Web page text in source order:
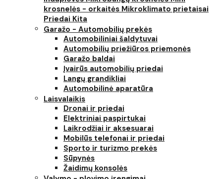
krosnelės - orkaitės Mikroklimato prietaisai
Priedai Kita
Garažo - Automobilių prekės
Automobiliniai šaldytuvai
Automobilių priežiūros priemonės
Garažo baldai
Įvairūs automobilių priedai
Langų grandikliai
Automobilinė aparatūra
Laisvalaikis
Dronai ir priedai
Elektriniai paspirtukai
Laikrodžiai ir aksesuarai
Mobilūs telefonai ir priedai
Sporto ir turizmo prekės
Sūpynės
Žaidimų konsolės